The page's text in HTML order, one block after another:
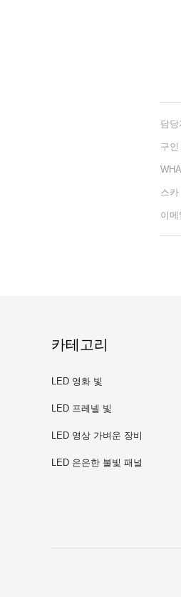
담당
구
스
이메
카테고리
LED 영화 빛
LED 프레넬 빛
LED 영상 가벼운 장비
LED 은은한 불빛 패널